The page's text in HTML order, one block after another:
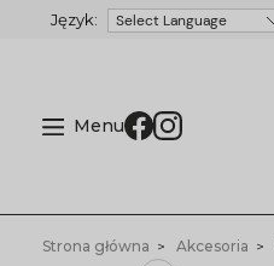
Menu
Strona główna Akcesoria